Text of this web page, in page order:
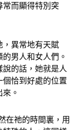
常而顯得特別突
，異常地有天賦
男人和女人們。
的話，她就是人
恰到好處的位置
。
在祂的時間裏，用